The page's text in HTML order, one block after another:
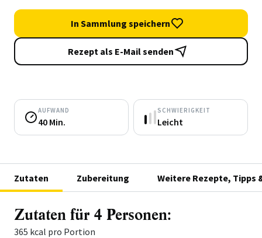
In Sammlung speichern
Rezept als E-Mail senden
AUFWAND
40 Min.
SCHWIERIGKEIT
Leicht
Zutaten Zubereitung Weitere Rezepte, Tipps
Zutaten für 4 Personen:
365 kcal pro Portion